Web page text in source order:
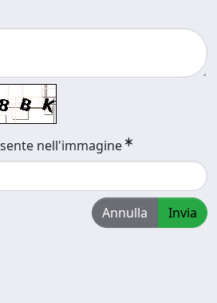
nell'immagine
Annulla Invia